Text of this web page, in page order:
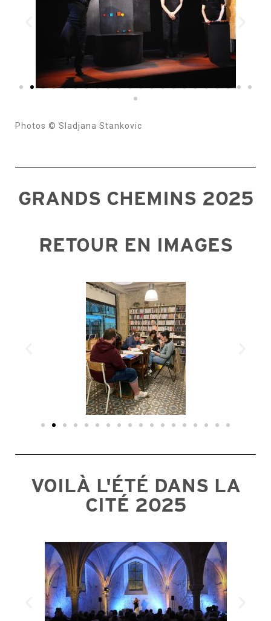
Photos © Sladjana Stankovic
GRANDS CHEMINS 2025
RETOUR EN IMAGES
VOILÀ L'ÉTÉ DANS LA
CITÉ 2025